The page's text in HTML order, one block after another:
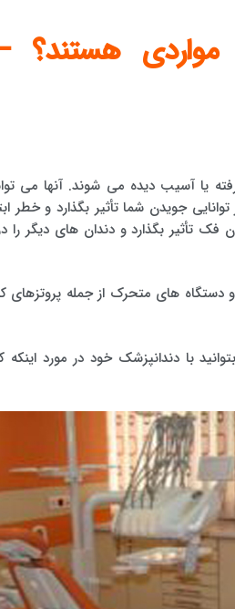
مواردی هستند؟
یا آسیب دیده می شوند. آنها می
جویدن شما تأثیر بگذارد و خطر
تأثیر بگذارد و دندان های دیگر
دستگاه های متحرک از جمله پروتزهای
با دندانپزشک خود در مورد